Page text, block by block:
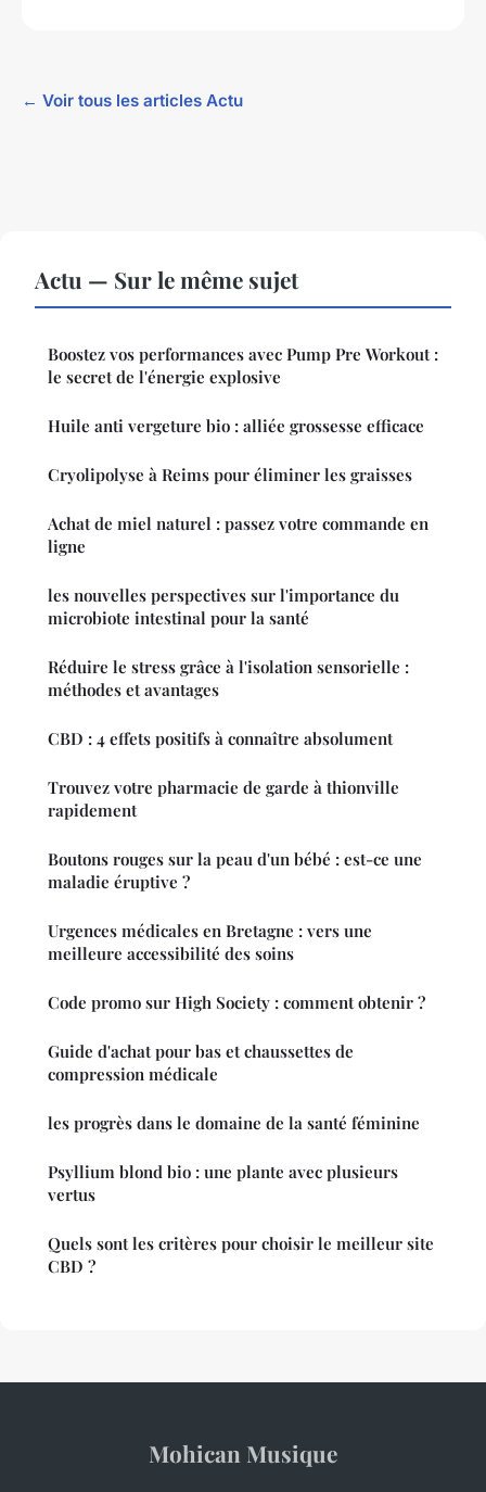
← Voir tous les articles Actu
Actu — Sur le même sujet
Boostez vos performances avec Pump Pre Workout :
le secret de l'énergie explosive
Huile anti vergeture bio : alliée grossesse efficace
Cryolipolyse à Reims pour éliminer les graisses
Achat de miel naturel : passez votre commande en
ligne
les nouvelles perspectives sur l'importance du
microbiote intestinal pour la santé
Réduire le stress grâce à l'isolation sensorielle :
méthodes et avantages
CBD : 4 effets positifs à connaître absolument
Trouvez votre pharmacie de garde à thionville
rapidement
Boutons rouges sur la peau d'un bébé : est-ce une
maladie éruptive ?
Urgences médicales en Bretagne : vers une
meilleure accessibilité des soins
Code promo sur High Society : comment obtenir ?
Guide d'achat pour bas et chaussettes de
compression médicale
les progrès dans le domaine de la santé féminine
Psyllium blond bio : une plante avec plusieurs
vertus
Quels sont les critères pour choisir le meilleur site
CBD ?
Mohican Musique